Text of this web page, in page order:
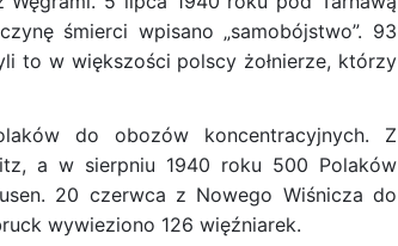
śmierci wpisano „samobójstwo”. 93
to w większości polscy żołnierze, którzy
do obozów koncentracyjnych. Z
a w sierpniu 1940 roku 500 Polaków
20 czerwca z Nowego Wiśnicza do
wywieziono 126 więźniarek.